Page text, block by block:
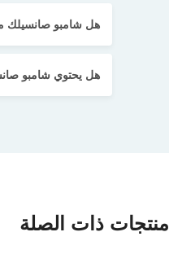
هل شامبو صانسيلك
هل يحتوي شامبو
منتجات ذات الصلة